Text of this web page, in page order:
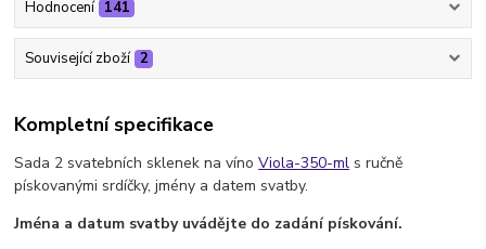
Hodnocení 141
Související zboží 2
Kompletní specifikace
Sada 2 svatebních sklenek na vínoViola-350-ml s ručně
pískovanými srdíčky, jmény a datem svatby.
Jména a datum svatby uvádějte do zadání pískování.